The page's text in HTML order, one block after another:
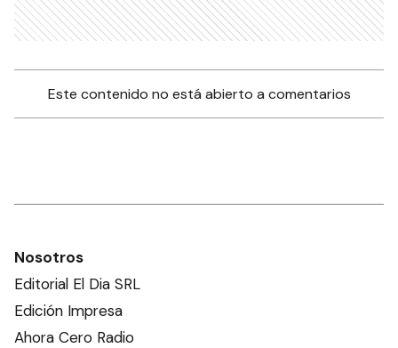
Este contenido no está abierto a comentarios
Nosotros
Editorial El Dia SRL
Edición Impresa
Ahora Cero Radio